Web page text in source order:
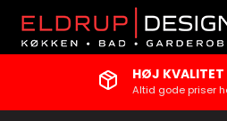
HØJ KVALITET
Altid gode priser hos